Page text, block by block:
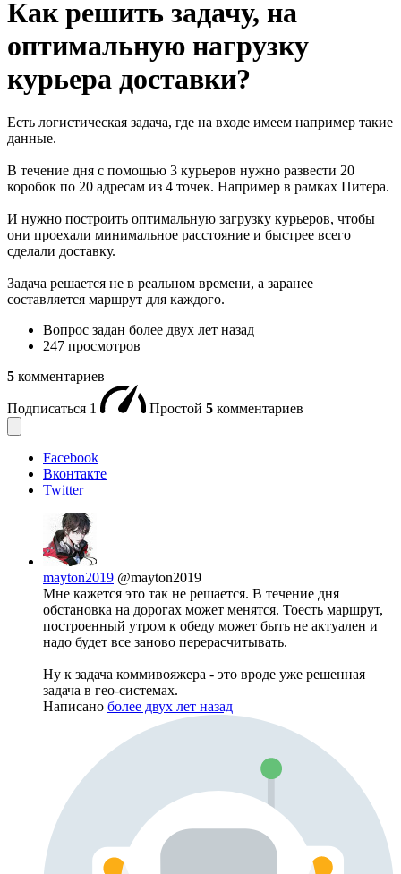
Как решить задачу, на
оптимальную нагрузку
курьера доставки?
Есть логистическая задача, где на входе имеем например такие
данные.
В течение дня с помощью 3 курьеров нужно развести 20
коробок по 20 адресам из 4 точек. Например в рамках Питера.
И нужно построить оптимальную загрузку курьеров, чтобы
они проехали минимальное расстояние и быстрее всего
сделали доставку.
Задача решается не в реальном времени, а заранее
составляется маршрут для каждого.
Вопрос задан более двух лет назад
247 просмотров
5 комментариев
Подписаться 1 Простой 5 комментариев
Facebook
Вконтакте
Twitter
mayton2019 @mayton2019
Мне кажется это так не решается. В течение дня
обстановка на дорогах может менятся. Тоесть маршрут,
построенный утром к обеду может быть не актуален и
надо будет все заново перерасчитывать.
Ну к задача коммивояжера - это вроде уже решенная
задача в гео-системах.
Написано более двух лет назад